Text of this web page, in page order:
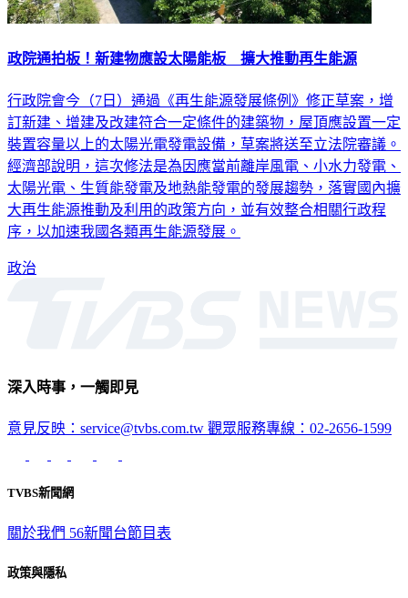
政院通拍板！新建物應設太陽能板 擴大推動再生能源
行政院會今（7日）通過《再生能源發展條例》修正草案，增
訂新建、增建及改建符合一定條件的建築物，屋頂應設置一定
裝置容量以上的太陽光電發電設備，草案將送至立法院審議。
經濟部說明，這次修法是為因應當前離岸風電、小水力發電、
太陽光電、生質能發電及地熱能發電的發展趨勢，落實國內擴
大再生能源推動及利用的政策方向，並有效整合相關行政程
序，以加速我國各類再生能源發展。
政治
深入時事，一觸即見
意見反映：service@tvbs.com.tw 觀眾服務專線：02-2656-1599
TVBS新聞網
關於我們 56新聞台節目表
政策與隱私